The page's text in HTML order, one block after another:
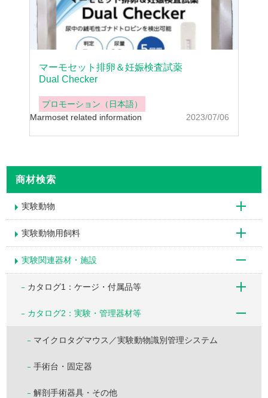
2023/07/06
マーモセット排卵＆妊娠検査試薬
Dual Checker
プロモーション（日本語）
Marmoset related information
商材検索
実験動物
実験動物用飼料
実験関連器材・施設
カタログ1：ケージ・付属品等
カタログ2：実験・管理器材等
マイクロタグマウス／実験動物識別管理システム
手術台・固定器
解剖手術器具・その他